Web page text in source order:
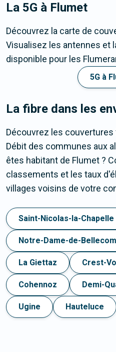
La 5G à Flumet
Découvrez la carte de
Visualisez les antennes et
disponible pour les
5G à
La fibre dans les
Découvrez les
Débit des communes aux
êtes habitant de Flumet ?
classements et les taux
villages voisins de votre
Saint-Nicolas-la-Chapelle
Notre-Dame-de-
La Giettaz Crest-
Cohennoz Demi-
Ugine Hauteluce